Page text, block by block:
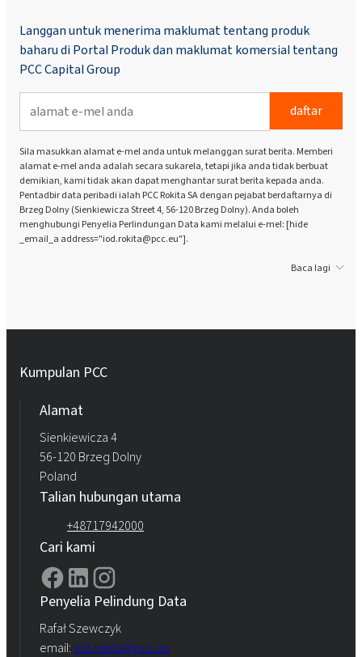
Langgan untuk menerima maklumat tentang produk
baharu di Portal Produk dan maklumat komersial tentang
PCC Capital Group
daftar
Sila masukkan alamat e-mel anda untuk melanggan surat berita. Memberi
alamat e-mel anda adalah secara sukarela, tetapi jika anda tidak berbuat
demikian, kami tidak akan dapat menghantar surat berita kepada anda.
Pentadbir data peribadi ialah PCC Rokita SA dengan pejabat berdaftarnya di
Brzeg Dolny (Sienkiewicza Street 4, 56-120 Brzeg Dolny). Anda boleh
menghubungi Penyelia Perlindungan Data kami melalui e-mel: [hide
_email_a address="iod.rokita@pcc.eu"].
Baca lagi
Kumpulan PCC
Alamat
Sienkiewicza 4
56-120 Brzeg Dolny
Poland
Talian hubungan utama
+48717942000
Cari kami
Penyelia Pelindung Data
Rafał Szewczyk
email: iod.rokita@pcc.eu